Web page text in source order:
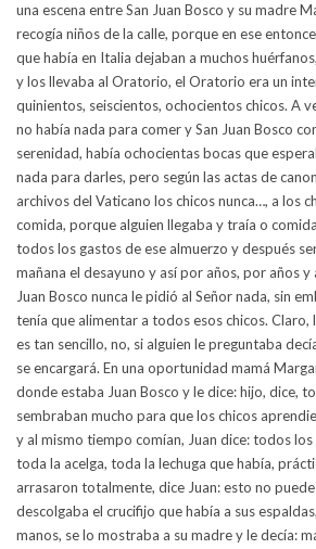
una escena entre San Juan Bosco y su madre
recogía niños de la calle, porque en ese
que había en Italia dejaban a muchos
y los llevaba al Oratorio, el Oratorio era un
quinientos, seiscientos, ochocientos chicos. A
no había nada para comer y San Juan Bosco
serenidad, había ochocientas bocas que
nada para darles, pero según las actas de
archivos del Vaticano los chicos nunca…, a los
comida, porque alguien llegaba y traía o
todos los gastos de ese almuerzo y después
mañana el desayuno y así por años, por años y
Juan Bosco nunca le pidió al Señor nada, sin
tenía que alimentar a todos esos chicos. Claro,
es tan sencillo, no, si alguien le preguntaba
se encargará. En una oportunidad mamá
donde estaba Juan Bosco y le dice: hijo, dice,
sembraban mucho para que los chicos
y al mismo tiempo comían, Juan dice: todos
toda la acelga, toda la lechuga que había,
arrasaron totalmente, dice Juan: esto no puede
descolgaba el crucifijo que había a sus
manos, se lo mostraba a su madre y le decía: